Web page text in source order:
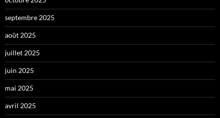
septembre 2025
août 2025
juillet 2025
juin 2025
mai 2025
avril 2025